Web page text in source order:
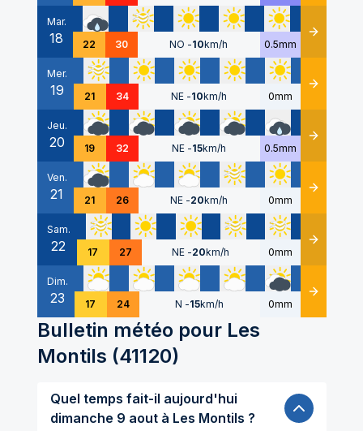
Mar.
18 22 30 NO -10km/h 0.5mm Détails
Mer.
19 21 34 NE -10km/h 0mm Détails
Jeu.
20 19 32 NE -15km/h 0.5mm Détails
Ven.
21 21 26 NE -20km/h 0mm Détails
Sam.
22 17 27 NE -20km/h 0mm Détails
Dim.
23 17 24 N -15km/h 0mm Détails
Bulletin météo pour Les
Montils (41120)
Quel temps fait-il aujourd'hui
dimanche 9 aout à Les Montils ?